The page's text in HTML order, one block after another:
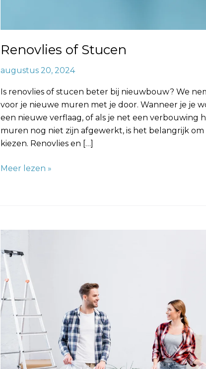
Renovlies of Stucen
augustus 20, 2024
Is renovlies of stucen beter bij nieuwbouw? We
voor je nieuwe muren met je door. Wanneer je je
een nieuwe verflaag, of als je net een verbouwing
muren nog niet zijn afgewerkt, is het belangrijk
kiezen. Renovlies en […]
Meer lezen »
Behangen